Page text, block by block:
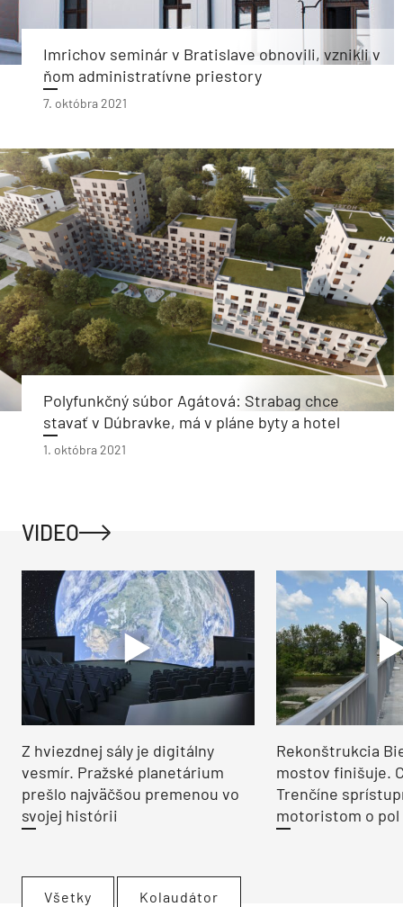
Imrichov seminár v Bratislave obnovili, vznikli v
ňom administratívne priestory
7. októbra 2021
Polyfunkčný súbor Agátová: Strabag chce
stavať v Dúbravke, má v pláne byty a hotel
1. októbra 2021
VIDEO
Z hviezdnej sály je digitálny
vesmír. Pražské planetárium
prešlo najväčšou premenou vo
svojej histórii
Rekonštrukcia
mostov finišuje.
Trenčíne
motoristom o pol
Všetky Kolaudátor